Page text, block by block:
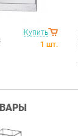
Купить
1 шт.